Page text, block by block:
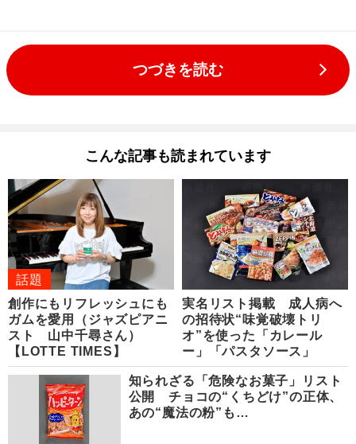
つづきを読む
こんな記事も読まれています
話題
創作にもリフレッシュにも
ガムを愛用（ジャズピアニ
スト 山中千尋さん）
【LOTTE TIMES】
実名リスト掲載 成人病へ
の招待状“味覚破壊トリ
オ”を使った「カレール
ー」「パスタソース」
知られざる「危険なお菓子」リスト
公開 チョコの“くちどけ”の正体、
あの“魔法の粉”も…